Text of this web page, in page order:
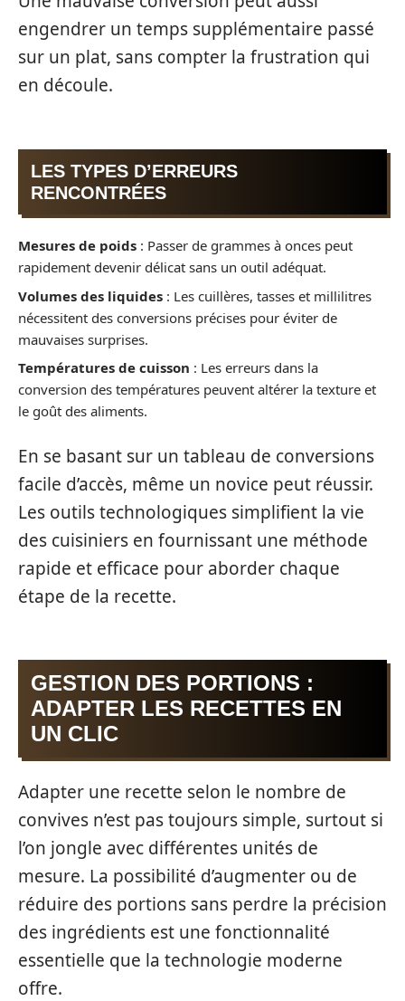
engendrer un temps supplémentaire passé
sur un plat, sans compter la frustration qui
en découle.
LES TYPES D’ERREURS
RENCONTRÉES
Mesures de poids : Passer de grammes à onces peut
rapidement devenir délicat sans un outil adéquat.
Volumes des liquides : Les cuillères, tasses et millilitres
nécessitent des conversions précises pour éviter de
mauvaises surprises.
Températures de cuisson : Les erreurs dans la
conversion des températures peuvent altérer la texture et
le goût des aliments.
En se basant sur un tableau de conversions
facile d’accès, même un novice peut réussir.
Les outils technologiques simplifient la vie
des cuisiniers en fournissant une méthode
rapide et efficace pour aborder chaque
étape de la recette.
GESTION DES PORTIONS :
ADAPTER LES RECETTES EN
UN CLIC
Adapter une recette selon le nombre de
convives n’est pas toujours simple, surtout si
l’on jongle avec différentes unités de
mesure. La possibilité d’augmenter ou de
réduire des portions sans perdre la précision
des ingrédients est une fonctionnalité
essentielle que la technologie moderne
offre.